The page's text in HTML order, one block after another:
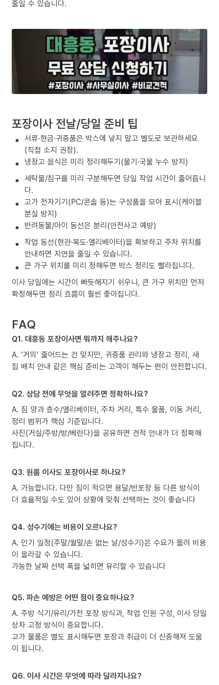
줄일 수 있습니다.
포장이사 전날/당일 준비 팁
서류·현금·귀중품은 박스에 넣지 말고 별도로 보관하세요
(직접 소지 권장).
냉장고 음식은 미리 정리해두기(물기·국물 누수 방지)
세탁물/침구를 미리 구분해두면 당일 작업 시간이 줄어듭니
다.
고가 전자기기(PC/콘솔 등)는 구성품을 모아 표시(케이블
분실 방지)
반려동물/아이 동선은 분리(안전사고 예방)
작업 동선(현관·복도·엘리베이터)을 확보하고 주차 위치를
안내하면 지연을 줄일 수 있습니다.
큰 가구 위치를 미리 정해두면 박스 정리도 빨라집니다.
이사 당일에는 시간이 빠듯해지기 쉬우니, 큰 가구 위치만 먼저
확정해두면 정리 흐름이 훨씬 좋아집니다.
FAQ
Q1. 대흥동 포장이사면 뭐까지 해주나요?
A. ‘거의’ 줄어드는 건 맞지만, 귀중품 관리와 냉장고 정리, 새
집 배치 안내 같은 핵심 준비는 고객이 해두는 편이 안전합니다.
Q2. 상담 전에 무엇을 알려주면 정확하나요?
A. 짐 양과 층수/엘리베이터, 주차 거리, 특수 물품, 이동 거리,
정리 범위가 핵심 기준입니다.
사진(거실/주방/방/베란다)을 공유하면 견적 안내가 더 정확해
집니다.
Q3. 원룸 이사도 포장이사로 하나요?
A. 가능합니다. 다만 짐이 적으면 용달/반포장 등 다른 방식이
더 효율적일 수도 있어 상황에 맞춰 선택하는 것이 좋습니다
Q4. 성수기에는 비용이 오르나요?
A. 인기 일정(주말/월말/손 없는 날/성수기)은 수요가 몰려 비용
이 올라갈 수 있습니다.
가능한 날짜 선택 폭을 넓히면 유리할 수 있습니다
Q5. 파손 예방은 어떤 점이 중요하나요?
A. 주방 식기/유리/가전 포장 방식과, 작업 인원 구성, 이사 당일
상차 고정 방식이 중요합니다.
고가 물품은 별도 표시해두면 포장과 취급이 더 신중해져 도움
이 됩니다.
Q6. 이사 시간은 무엇에 따라 달라지나요?